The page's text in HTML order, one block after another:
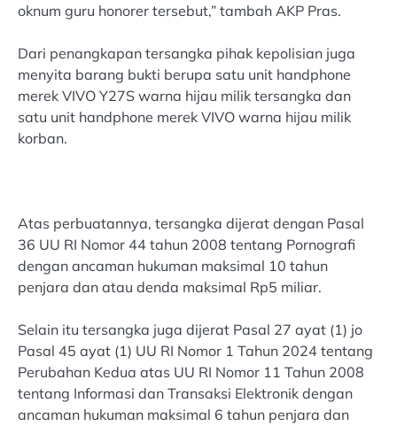
oknum guru honorer tersebut,” tambah AKP Pras.
Dari penangkapan tersangka pihak kepolisian juga
menyita barang bukti berupa satu unit handphone
merek VIVO Y27S warna hijau milik tersangka dan
satu unit handphone merek VIVO warna hijau milik
korban.
Atas perbuatannya, tersangka dijerat dengan Pasal
36 UU RI Nomor 44 tahun 2008 tentang Pornografi
dengan ancaman hukuman maksimal 10 tahun
penjara dan atau denda maksimal Rp5 miliar.
Selain itu tersangka juga dijerat Pasal 27 ayat (1) jo
Pasal 45 ayat (1) UU RI Nomor 1 Tahun 2024 tentang
Perubahan Kedua atas UU RI Nomor 11 Tahun 2008
tentang Informasi dan Transaksi Elektronik dengan
ancaman hukuman maksimal 6 tahun penjara dan